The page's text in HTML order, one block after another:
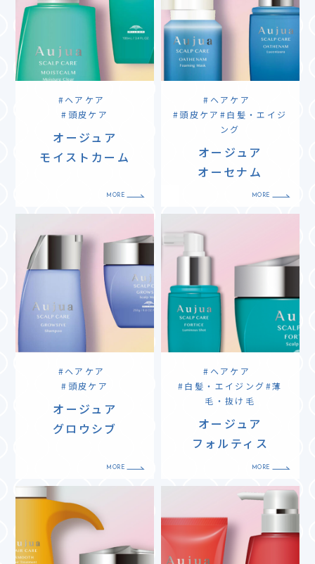
ヘアケア
頭皮ケア
オージュア
モイストカーム
ヘアケア
頭皮ケア
白髪・エイジ
ング
オージュア
オーセナム
ヘアケア
頭皮ケア
オージュア
グロウシブ
ヘアケア
白髪・エイジング
薄
毛・抜け毛
オージュア
フォルティス